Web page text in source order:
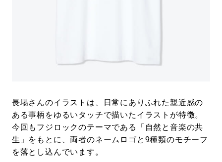
長場さんのイラストは、日常にありふれた親近感の
ある事柄をゆるいタッチで描いたイラストが特徴。
今回もフジロックのテーマである「自然と音楽の共
生」をもとに、両者のネームロゴと9種類のモチーフ
を落とし込んでいます。